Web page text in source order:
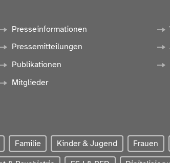
Presseinformationen
Pressemitteilungen
Publikationen
Mitglieder
Familie Kinder & Jugend Frauen